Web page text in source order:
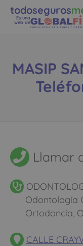
todoseguros
Es una
web de
MASIP
Llamar
Odontología
Ortodoncia,
CALLE